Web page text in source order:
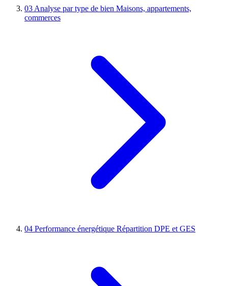
03 Analyse par type de bien Maisons, appartements,
commerces
04 Performance énergétique Répartition DPE et GES